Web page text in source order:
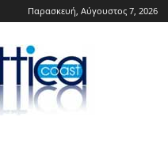
Παρασκευή, Αύγουστος 7, 2026
Coast.gr